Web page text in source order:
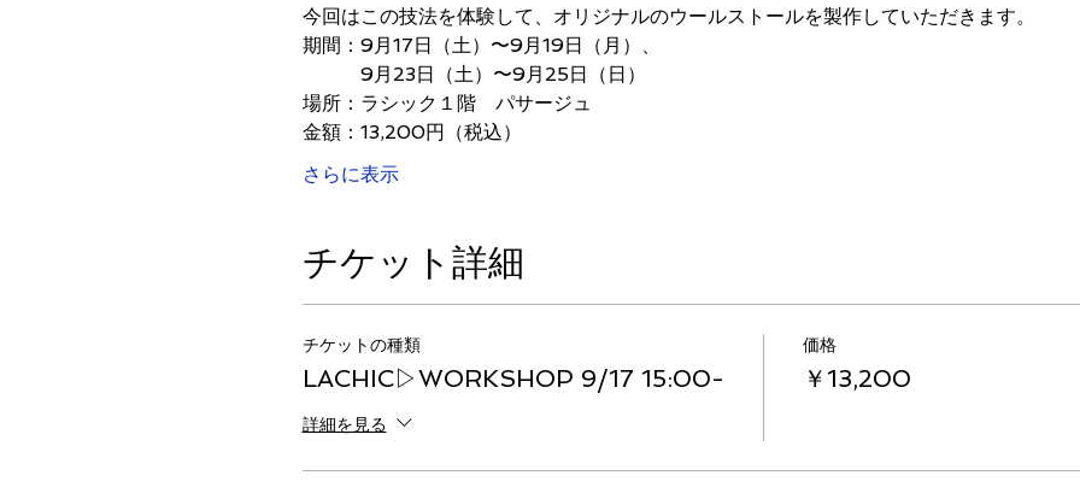
今回はこの技法を体験して、オリジナルのウールストールを製作していただきます。
期間：9月17日（土）〜9月19日（月）、
9月23日（土）〜9月25日（日）
場所：ラシック１階　パサージュ
金額：13,200円（税込）
さらに表示
チケット詳細
チケットの種類
LACHIC▷WORKSHOP 9/17 15:00-
詳細を見る
価格
￥13,200